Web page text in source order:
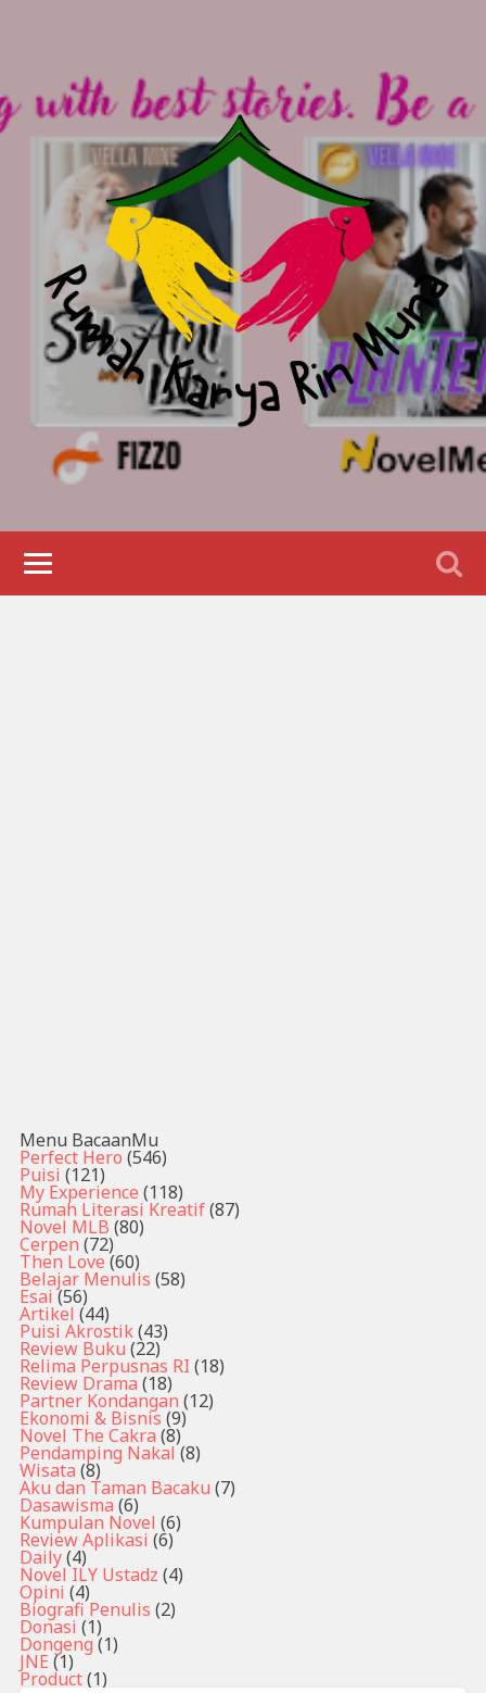
Menu BacaanMu
Perfect Hero (546)
Puisi (121)
My Experience (118)
Rumah Literasi Kreatif(87)
Novel MLB (80)
Cerpen (72)
Then Love (60)
Belajar Menulis (58)
Esai (56)
Artikel (44)
Puisi Akrostik(43)
Review Buku (22)
Relima Perpusnas RI (18)
Review Drama (18)
Partner Kondangan (12)
Ekonomi & Bisnis (9)
Novel The Cakra (8)
Pendamping Nakal (8)
Wisata (8)
Aku dan Taman Bacaku (7)
Dasawisma (6)
Kumpulan Novel (6)
Review Aplikasi (6)
Daily(4)
Novel ILY Ustadz (4)
Opini (4)
Biografi Penulis (2)
Donasi (1)
Dongeng (1)
JNE (1)
Product(1)